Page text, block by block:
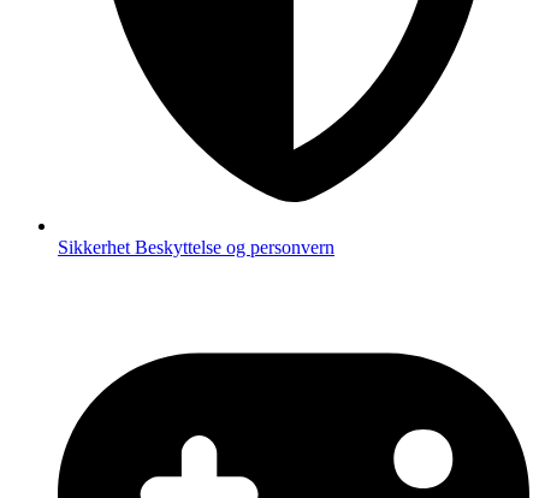
Sikkerhet Beskyttelse og personvern